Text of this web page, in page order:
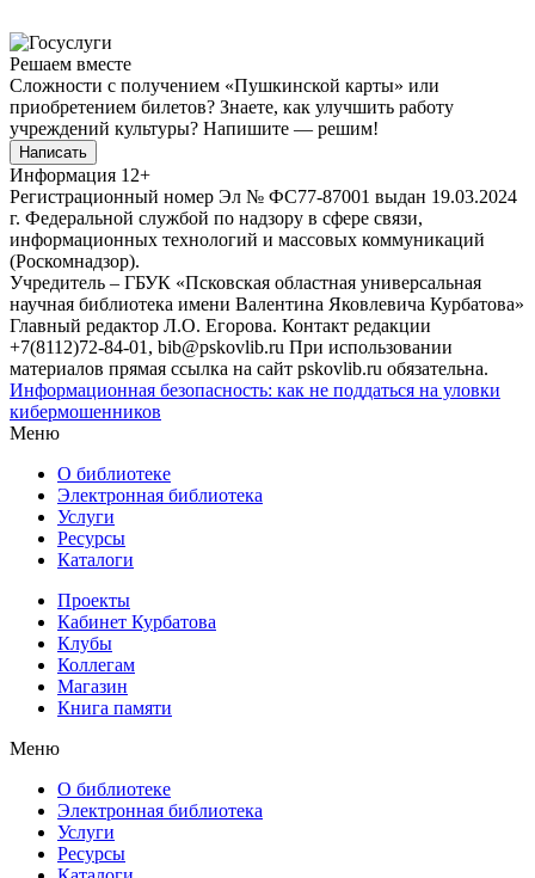
Решаем вместе
Сложности с получением «Пушкинской карты» или
приобретением билетов? Знаете, как улучшить работу
учреждений культуры? Напишите — решим!
Написать
Информация 12+
Регистрационный номер Эл № ФС77-87001 выдан 19.03.2024
г. Федеральной службой по надзору в сфере связи,
информационных технологий и массовых коммуникаций
(Роскомнадзор).
Учредитель – ГБУК «Псковская областная универсальная
научная библиотека имени Валентина Яковлевича Курбатова»
Главный редактор Л.О. Егорова. Контакт редакции
+7(8112)72-84-01, bib@pskovlib.ru При использовании
материалов прямая ссылка на сайт pskovlib.ru обязательна.
Информационная безопасность: как не поддаться на уловки
кибермошенников
Меню
О библиотеке
Электронная библиотека
Услуги
Ресурсы
Каталоги
Проекты
Кабинет Курбатова
Клубы
Коллегам
Магазин
Книга памяти
Меню
О библиотеке
Электронная библиотека
Услуги
Ресурсы